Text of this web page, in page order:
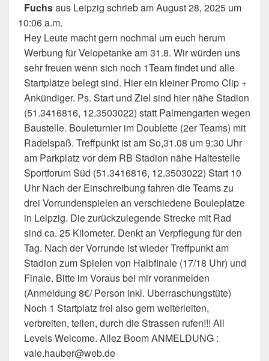
Fuchsaus Leipzig schrieb amAugust 28, 2025 um
10:06 a.m.
Hey Leute macht gern nochmal um euch herum
Werbung für Velopetanke am 31.8. Wir würden uns
sehr freuen wenn sich noch 1Team findet und alle
Startplätze belegt sind. Hier ein kleiner Promo Clip +
Ankündiger. Ps. Start und Ziel sind hier nähe Stadion
(51.3416816, 12.3503022) statt Palmengarten wegen
Baustelle. Bouleturnier im Doublette (2er Teams) mit
Radelspaß. Treffpunkt ist am So,31.08 um 9:30 Uhr
am Parkplatz vor dem RB Stadion nähe Haltestelle
Sportforum Süd (51.3416816, 12.3503022) Start 10
Uhr Nach der Einschreibung fahren die Teams zu
drei Vorrundenspielen an verschiedene Bouleplatze
in Leipzig. Die zurückzulegende Strecke mit Rad
sind ca. 25 Kilometer. Denkt an Verpflegung für den
Tag. Nach der Vorrunde ist wieder Treffpunkt am
Stadion zum Spielen von Halbfinale (17/18 Uhr) und
Finale. Bitte im Voraus bei mir voranmelden
(Anmeldung 8€/ Person inkl. Uberraschungstüte)
Noch 1 Startplatz frei also gern weiterleiten,
verbreiten, teilen, durch die Strassen rufen!!! All
Levels Welcome. Allez Boom ANMELDUNG :
vale.hauber@web.de